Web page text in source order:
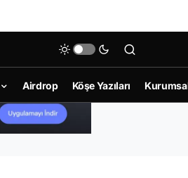
Airdrop Köşe Yazıları